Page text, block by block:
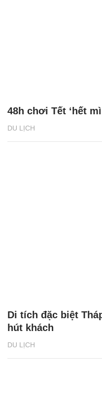
DU LỊCH
48h chơi Tết ‘hết
DU LỊCH
Di tích đặc biệt
hút khách